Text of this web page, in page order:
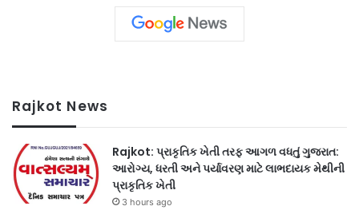
Rajkot News
Rajkot: પ્રાકૃતિક ખેતી તરફ આગળ વધતું ગુજરાત:
આરોગ્ય, ધરતી અને પર્યાવરણ માટે લાભદાયક મેથીની
પ્રાકૃતિક ખેતી
3 hours ago